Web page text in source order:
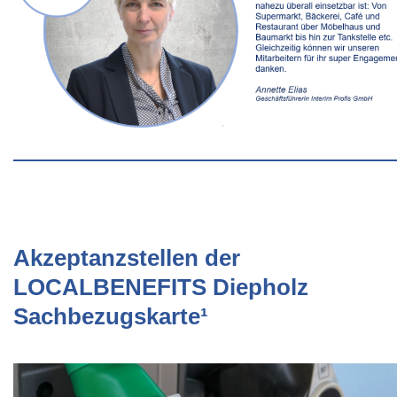
Akzeptanzstellen der
LOCALBENEFITS Diepholz
Sachbezugskarte¹